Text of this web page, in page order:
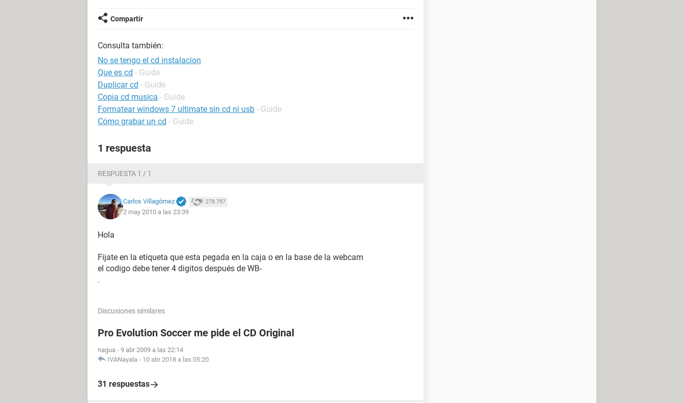
Compartir
Consulta también:
No se tengo el cd instalacion
Que es cd - Guide
Duplicar cd - Guide
Copia cd musica - Guide
Formatear windows 7 ultimate sin cd ni usb - Guide
Cómo grabar un cd - Guide
1 respuesta
RESPUESTA 1 / 1
Carlos Villagómez 278.797
2 may 2010 a las 23:39
Hola
Fijate en la etiqueta que esta pegada en la caja o en la base de la webcam
el codigo debe tener 4 digitos después de WB-
.
Discusiones similares
Pro Evolution Soccer me pide el CD Original
nagua - 9 abr 2009 a las 22:14
IVANayala - 10 abr 2018 a las 05:20
31 respuestas